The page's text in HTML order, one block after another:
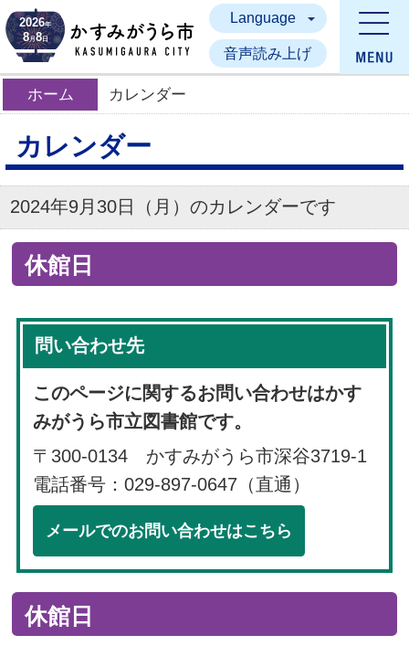
かすみがうら市
2026年
8月8日
Language
音声読み上げ
ホーム カレンダー
カレンダー
2024年9月30日（月）のカレンダーです
休館日
問い合わせ先
このページに関するお問い合わせはかす
みがうら市立図書館です。
〒300-0134 かすみがうら市深谷3719-1
電話番号：029-897-0647（直通）
メールでのお問い合わせはこちら
休館日